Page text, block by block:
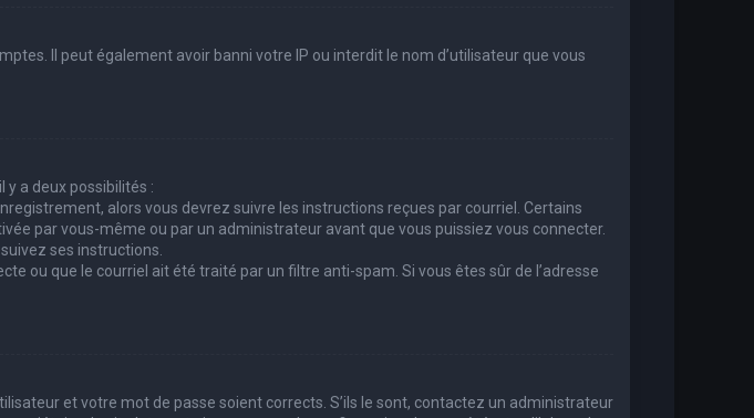
Il peut également avoir banni votre IP ou interdit le nom d’utilisateur que vous
y a deux possibilités :
alors vous devrez suivre les instructions reçues par courriel. Certains
par vous-même ou par un administrateur avant que vous puissiez vous connecter.
ses instructions.
ou que le courriel ait été traité par un filtre anti-spam. Si vous êtes sûr de l’adresse
et votre mot de passe soient corrects. S’ils le sont, contactez un administrateur